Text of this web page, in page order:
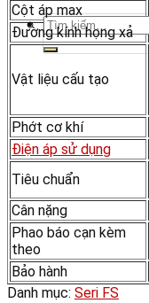
Tìm
kiếm:
Cột áp max
Đường kính họng xả
Vật liệu cấu tạo
Phớt cơ khí
Điện áp sử dụng
Tiêu chuẩn
Cân nặng
Phao báo cạn kèm
theo
Bảo hành
Danh mục: Seri FS